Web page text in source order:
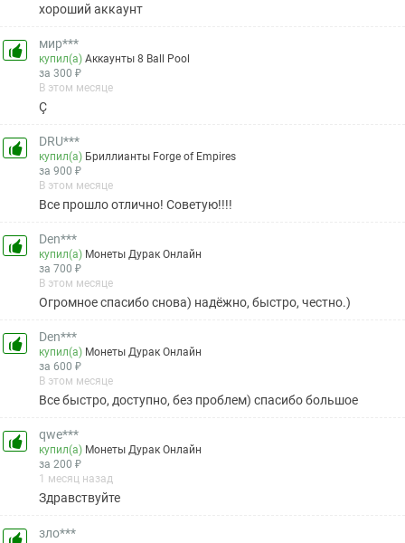
хороший аккаунт
мир***
купил(а)Аккаунты 8 Ball Pool
за 300 ₽
В этом месяце
Ç
DRU***
купил(а) Бриллианты Forge of Empires
за 900 ₽
В этом месяце
Все прошло отлично! Советую!!!!
Den***
купил(а) Монеты Дурак Онлайн
за 700 ₽
В этом месяце
Огромное спасибо снова) надёжно, быстро, честно.)
Den***
купил(а) Монеты Дурак Онлайн
за 600 ₽
В этом месяце
Все быстро, доступно, без проблем) спасибо большое
qwe***
купил(а) Монеты Дурак Онлайн
за 200 ₽
1 месяц назад
Здравствуйте
зло***